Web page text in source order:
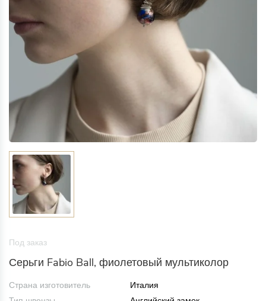
Под заказ
Серьги Fabio Ball, фиолетовый мультиколор
Страна изготовитель
Италия